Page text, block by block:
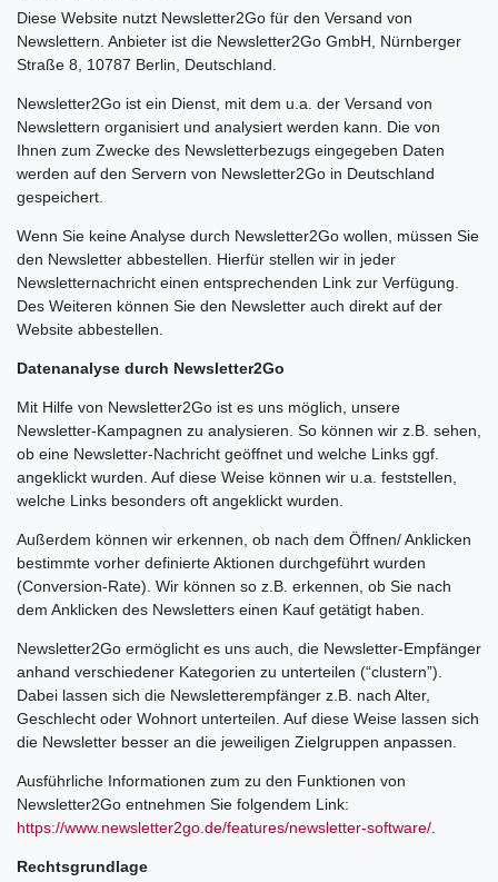
Diese Website nutzt Newsletter2Go für den Versand von
Newslettern. Anbieter ist die Newsletter2Go GmbH, Nürnberger
Straße 8, 10787 Berlin, Deutschland.
Newsletter2Go ist ein Dienst, mit dem u.a. der Versand von
Newslettern organisiert und analysiert werden kann. Die von
Ihnen zum Zwecke des Newsletterbezugs eingegeben Daten
werden auf den Servern von Newsletter2Go in Deutschland
gespeichert.
Wenn Sie keine Analyse durch Newsletter2Go wollen, müssen Sie
den Newsletter abbestellen. Hierfür stellen wir in jeder
Newsletternachricht einen entsprechenden Link zur Verfügung.
Des Weiteren können Sie den Newsletter auch direkt auf der
Website abbestellen.
Datenanalyse durch Newsletter2Go
Mit Hilfe von Newsletter2Go ist es uns möglich, unsere
Newsletter-Kampagnen zu analysieren. So können wir z.B. sehen,
ob eine Newsletter-Nachricht geöffnet und welche Links ggf.
angeklickt wurden. Auf diese Weise können wir u.a. feststellen,
welche Links besonders oft angeklickt wurden.
Außerdem können wir erkennen, ob nach dem Öffnen/ Anklicken
bestimmte vorher definierte Aktionen durchgeführt wurden
(Conversion-Rate). Wir können so z.B. erkennen, ob Sie nach
dem Anklicken des Newsletters einen Kauf getätigt haben.
Newsletter2Go ermöglicht es uns auch, die Newsletter-Empfänger
anhand verschiedener Kategorien zu unterteilen (“clustern”).
Dabei lassen sich die Newsletterempfänger z.B. nach Alter,
Geschlecht oder Wohnort unterteilen. Auf diese Weise lassen sich
die Newsletter besser an die jeweiligen Zielgruppen anpassen.
Ausführliche Informationen zum zu den Funktionen von
Newsletter2Go entnehmen Sie folgendem Link:
https://www.newsletter2go.de/features/newsletter-software/
Rechtsgrundlage